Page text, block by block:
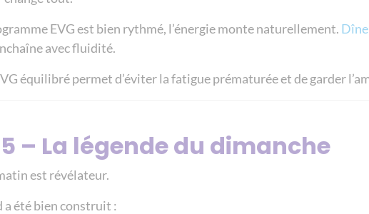
EVG est bien rythmé, l’énergie monte naturellement.
avec fluidité.
équilibré permet d’éviter la fatigue prématurée et de garder
– La légende du dimanche
est révélateur.
a été bien construit :